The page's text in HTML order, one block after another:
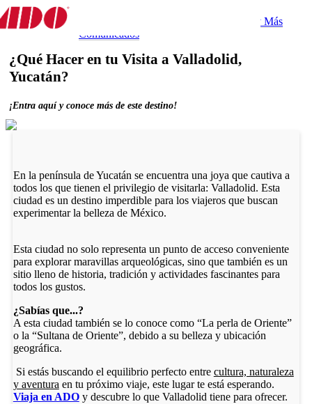
Experiencia
¿Qué Hacer en tu Visita a Valladolid,
Yucatán?
¡Entra aquí y conoce más de este destino!
En la península de Yucatán se encuentra una joya que cautiva a
todos los que tienen el privilegio de visitarla: Valladolid. Esta
ciudad es un destino imperdible para los viajeros que buscan
experimentar la belleza de México.
Esta ciudad no solo representa un punto de acceso conveniente
para explorar maravillas arqueológicas, sino que también es un
sitio lleno de historia, tradición y actividades fascinantes para
todos los gustos.
¿Sabías que...?
A esta ciudad también se lo conoce como “La perla de Oriente”
o la “Sultana de Oriente”, debido a su belleza y ubicación
geográfica.
Si estás buscando el equilibrio perfecto entre cultura, naturaleza
y aventura en tu próximo viaje, este lugar te está esperando.
Viaja en ADOy descubre lo que Valladolid tiene para ofrecer.
Tips y Más
Comunicados